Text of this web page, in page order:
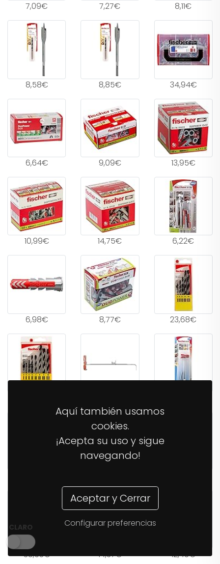
7,09€ 7,27€ 8,11€
8,58€ 8,85€ 34,94€
6,64€ 9,09€ 13,95€
10,99€ 14,75€ 6,22€
6,98€ 8,77€ 23,68€
38,03€ 14,37€ 12,40€
Aquí también usamos
cookies.
¡Acepta su uso y sigue
navegando!
Aceptar y Cerrar
Configurar preferencias
CLARO